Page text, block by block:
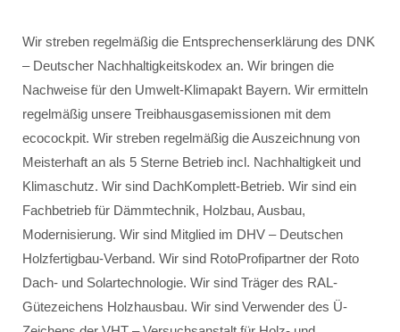
Wir streben regelmäßig die Entsprechenserklärung des DNK
– Deutscher Nachhaltigkeitskodex an. Wir bringen die
Nachweise für den Umwelt-Klimapakt Bayern. Wir ermitteln
regelmäßig unsere Treibhausgasemissionen mit dem
ecocockpit. Wir streben regelmäßig die Auszeichnung von
Meisterhaft an als 5 Sterne Betrieb incl. Nachhaltigkeit und
Klimaschutz. Wir sind DachKomplett-Betrieb. Wir sind ein
Fachbetrieb für Dämmtechnik, Holzbau, Ausbau,
Modernisierung. Wir sind Mitglied im DHV – Deutschen
Holzfertigbau-Verband. Wir sind RotoProfipartner der Roto
Dach- und Solartechnologie. Wir sind Träger des RAL-
Gütezeichens Holzhausbau. Wir sind Verwender des Ü-